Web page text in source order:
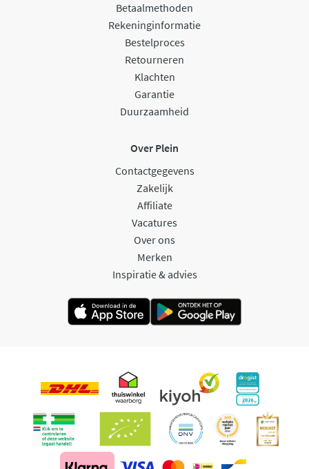
Betaalmethoden
Rekeninginformatie
Bestelproces
Retourneren
Klachten
Garantie
Duurzaamheid
Over Plein
Contactgegevens
Zakelijk
Affiliate
Vacatures
Over ons
Merken
Inspiratie & advies